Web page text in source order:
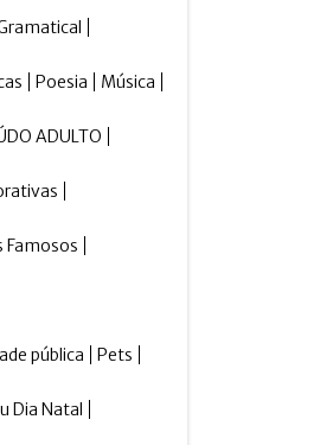
Poesia Música
ADULTO
Famosos
pública Pets
Dia Natal